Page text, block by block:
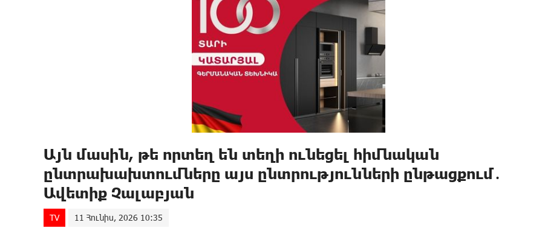
Այն մասին, թե որտեղ են տեղի ունեցել հիմնական
ընտրախախտումները այս ընտրությունների ընթացքում․
Ավետիք Չալաբյան
TV 11 Հունիս, 2026 10:35